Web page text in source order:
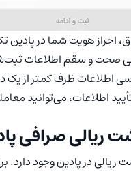
احراز هویت شما در
صحت و سقم اطلاعات
اطلاعات ظرف کمتر از
اطلاعات، می‌توانید
ریالی صرافی
ریالی در پادین وجود دارد.